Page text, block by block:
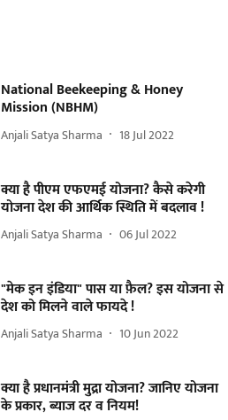
National Beekeeping & Honey
Mission (NBHM)
Anjali Satya Sharma 18 Jul 2022
क्या है पीएम एफएमई योजना? कैसे करेगी
योजना देश की आर्थिक स्थिति में बदलाव !
Anjali Satya Sharma 06 Jul 2022
"मेक इन इंडिया" पास या फ़ैल? इस योजना से
देश को मिलने वाले फायदे !
Anjali Satya Sharma 10 Jun 2022
क्या है प्रधानमंत्री मुद्रा योजना? जानिए योजना
के प्रकार, ब्याज दर व नियम!